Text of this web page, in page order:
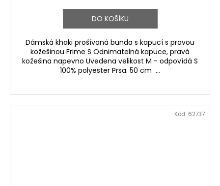
DO KOŠÍKU
Dámská khaki prošívaná bunda s kapucí s pravou
kožešinou Frime S Odnimatelná kapuce, pravá
kožešina napevno Uvedena velikost M - odpovídá S
100% polyester Prsa: 50 cm ...
Kód: 62737